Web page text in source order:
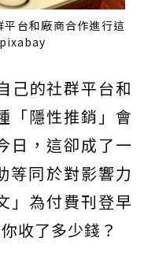
台和廠商合作進行這
己的社群平台和
「隱性推銷」會
日，這卻成了一
等同於對影響力
」為付費刊登早
收了多少錢？